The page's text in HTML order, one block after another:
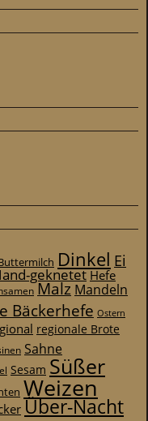
Dinkel Ei
geknetet Hefe
Malz Mandeln
Bäckerhefe Ostern
regionale Brote
Sahne
Sesam Süßer
Weizen
Über-Nacht